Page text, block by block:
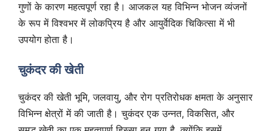
गुणों के कारण महत्वपूर्ण रहा है। आजकल यह विभिन्न भोजन व्यंजनों
के रूप में विश्वभर में लोकप्रिय है और आयुर्वेदिक चिकित्सा में भी
उपयोग होता है।
चुकंदर की खेती
चुकंदर की खेती भूमि, जलवायु, और रोग प्रतिरोधक क्षमता के अनुसार
विभिन्न क्षेत्रों में की जाती है। चुकंदर एक उन्नत, विकसित, और